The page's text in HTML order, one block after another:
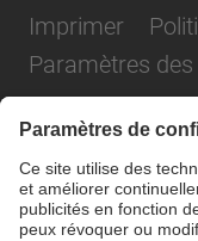
Imprimer
Paramètres